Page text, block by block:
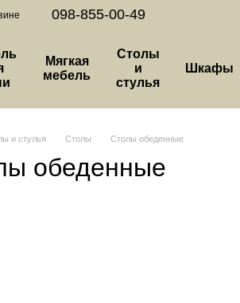
098-855-00-49
Мягкая
мебель
Столы
и
стулья
Шкафы
и стулья Столы Столы обеденные
обеденные